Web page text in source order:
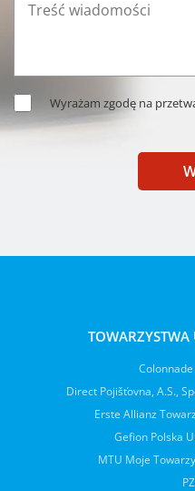
Wyrażam zgodę na
Direct Pojišťovna, A.S.,
Erste Allianz
Gefion Polska
MTU Moje